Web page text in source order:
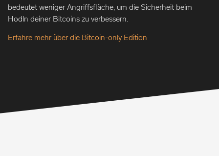
bedeutet weniger Angriffsfläche, um die Sicherheit beim
Hodln deiner Bitcoins zu verbessern.
Erfahre mehr über die Bitcoin-only Edition